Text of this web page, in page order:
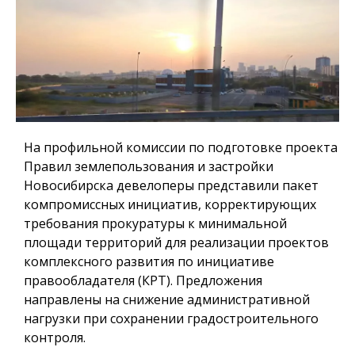
На профильной комиссии по подготовке проекта
Правил землепользования и застройки
Новосибирска девелоперы представили пакет
компромиссных инициатив, корректирующих
требования прокуратуры к минимальной
площади территорий для реализации проектов
комплексного развития по инициативе
правообладателя (КРТ). Предложения
направлены на снижение административной
нагрузки при сохранении градостроительного
контроля.